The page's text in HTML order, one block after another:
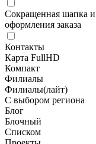
Сокращенная шапка
оформления заказа
Контакты
Карта FullHD
Компакт
Филиалы
Филиалы(лайт)
С выбором региона
Блог
Блочный
Списком